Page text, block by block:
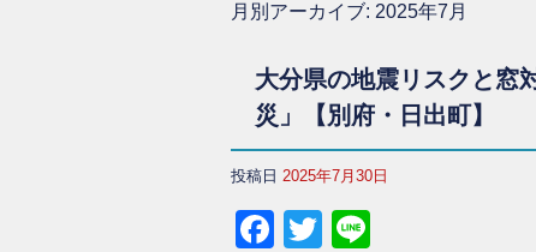
月別アーカイブ: 2025年7月
大分県の地震リスクと窓
災」【別府・日出町】
投稿日 2025年7月30日
Facebook
Twitter